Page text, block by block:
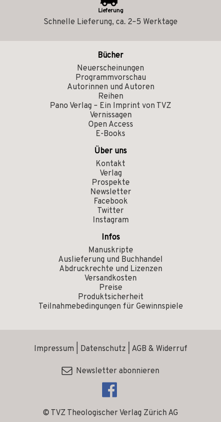
Lieferung
Schnelle Lieferung, ca. 2–5 Werktage
Bücher
Neuerscheinungen
Programmvorschau
Autorinnen und Autoren
Reihen
Pano Verlag – Ein Imprint von TVZ
Vernissagen
Open Access
E-Books
Über uns
Kontakt
Verlag
Prospekte
Newsletter
Facebook
Twitter
Instagram
Infos
Manuskripte
Auslieferung und Buchhandel
Abdruckrechte und Lizenzen
Versandkosten
Preise
Produktsicherheit
Teilnahmebedingungen für Gewinnspiele
© TVZ Theologischer Verlag Zürich AG
Impressum Datenschutz AGB & Widerruf
Newsletter abonnieren